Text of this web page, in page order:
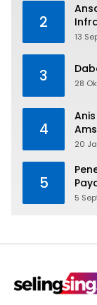
2
13
3 28
4
20
5
5